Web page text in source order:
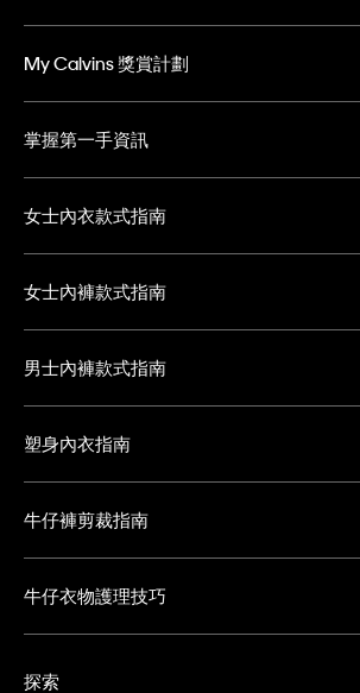
My Calvins 獎賞計劃
掌握第一手資訊
女士內衣款式指南
女士內褲款式指南
男士內褲款式指南
塑身內衣指南
牛仔褲剪裁指南
牛仔衣物護理技巧
探索